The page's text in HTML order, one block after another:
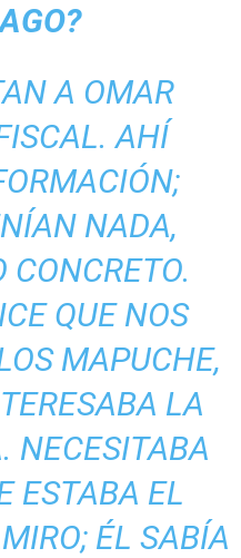
A OMAR
AHÍ
NADA,
QUE NOS
MAPUCHE,
LA
NECESITABA
ESTABA EL
ÉL SABÍA